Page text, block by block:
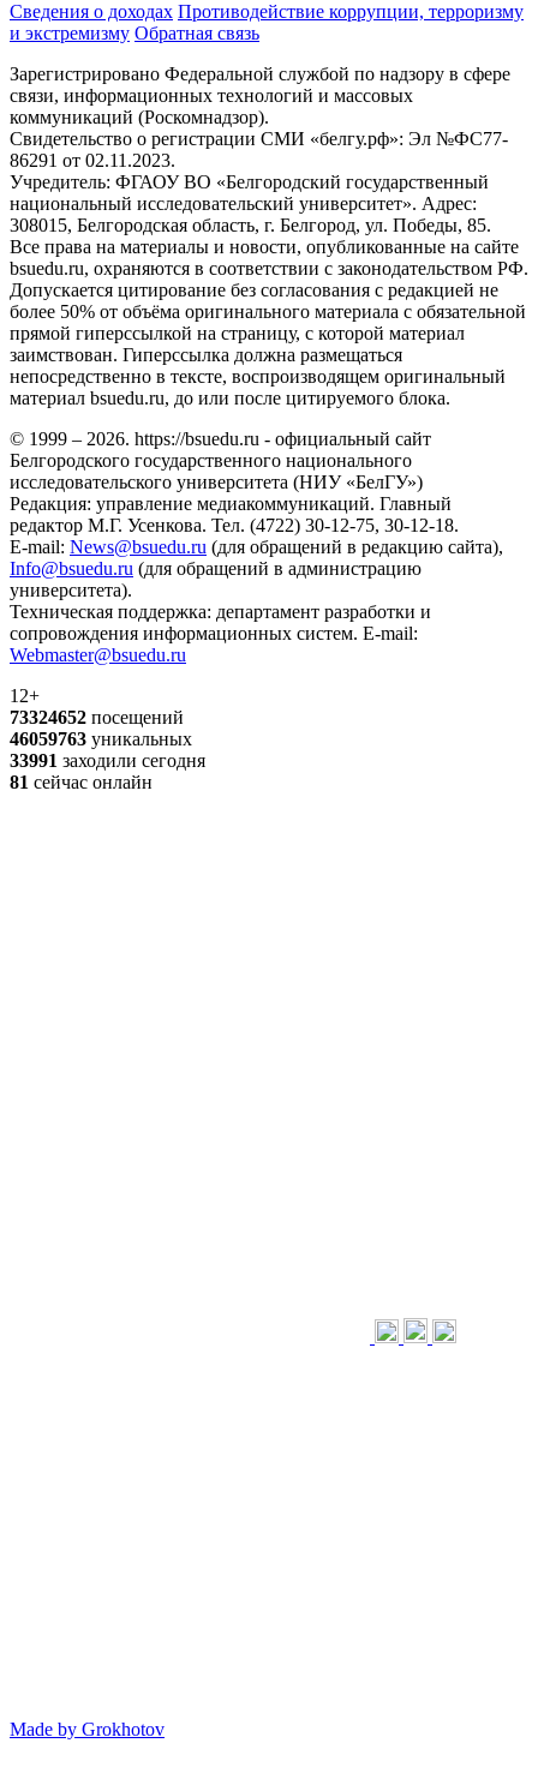
Сведения о доходах Противодействие коррупции, терроризму
и экстремизму Обратная связь
Зарегистрировано Федеральной службой по надзору в сфере
связи, информационных технологий и массовых
коммуникаций (Роскомнадзор).
Свидетельство о регистрации СМИ «белгу.рф»: Эл №ФС77-
86291 от 02.11.2023.
Учредитель: ФГАОУ ВО «Белгородский государственный
национальный исследовательский университет». Адрес:
308015, Белгородская область, г. Белгород, ул. Победы, 85.
Все права на материалы и новости, опубликованные на сайте
bsuedu.ru, охраняются в соответствии с законодательством РФ.
Допускается цитирование без согласования с редакцией не
более 50% от объёма оригинального материала с обязательной
прямой гиперссылкой на страницу, с которой материал
заимствован. Гиперссылка должна размещаться
непосредственно в тексте, воспроизводящем оригинальный
материал bsuedu.ru, до или после цитируемого блока.
© 1999 – 2026. https://bsuedu.ru - официальный сайт
Белгородского государственного национального
исследовательского университета (НИУ «БелГУ»)
Редакция: управление медиакоммуникаций. Главный
редактор М.Г. Усенкова. Тел. (4722) 30-12-75, 30-12-18.
E-mail: News@bsuedu.ru (для обращений в редакцию сайта),
Info@bsuedu.ru (для обращений в администрацию
университета).
Техническая поддержка: департамент разработки и
сопровождения информационных систем. E-mail:
Webmaster@bsuedu.ru
12+
73324652 посещений
46059763 уникальных
33991 заходили сегодня
81 сейчас онлайн
Made by Grokhotov